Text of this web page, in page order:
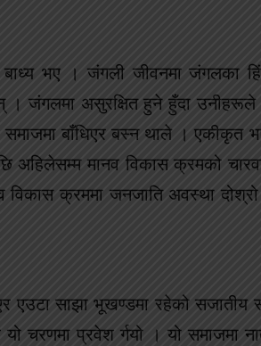
भए । जंगली जीवनमा जंगलका
जंगलमा असुरक्षित हुने हुँदा उनीहरूले
बाँधिएर बस्न थाले । एकीकृत
अहिलेसम्म मानव विकास क्रमको
विकास क्रममा जनजाति अवस्था
एउटा साझा भूखण्डमा रहेको सजातीय
चरणमा प्रवेश र्गयो । यो समाजमा